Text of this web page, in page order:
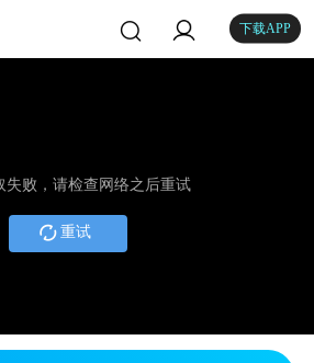
下载APP
失败，请检查网络之后重试
重试